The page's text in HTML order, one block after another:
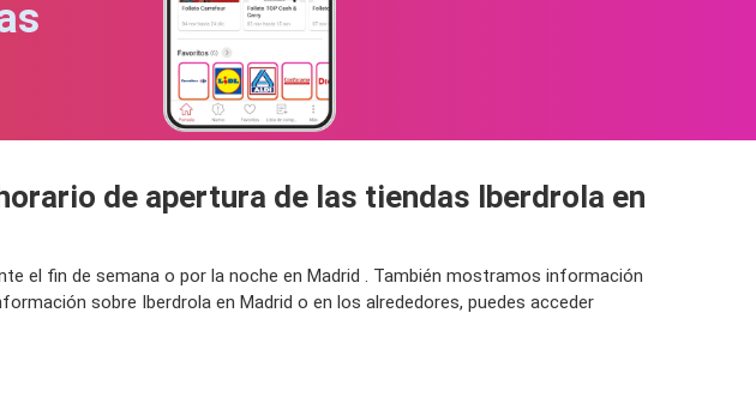
de apertura de las tiendas Iberdrola en
el fin de semana o por la noche en Madrid . También mostramos información
sobre Iberdrola en Madrid o en los alrededores, puedes acceder